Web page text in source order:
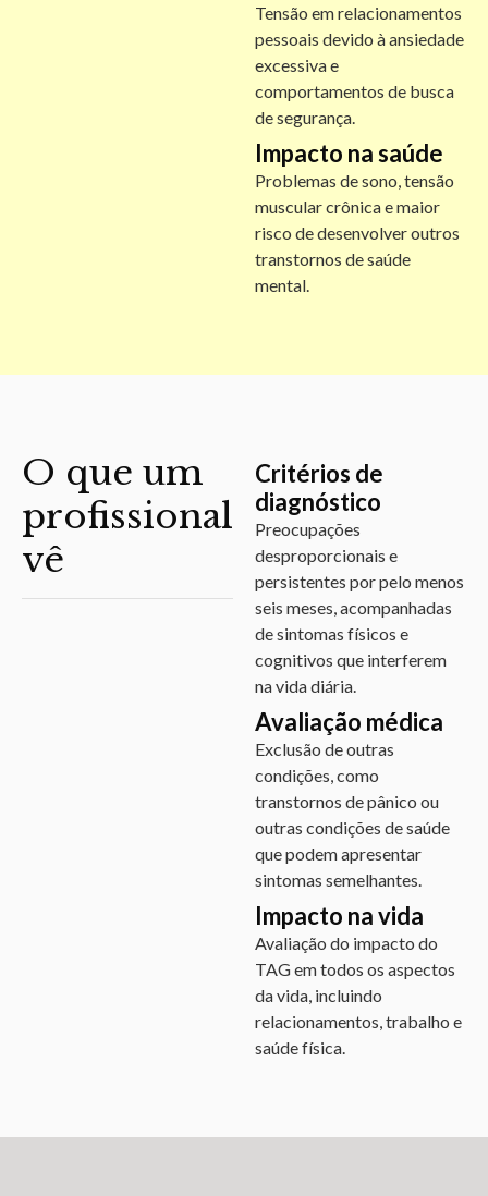
Tensão em relacionamentos
pessoais devido à ansiedade
excessiva e
comportamentos de busca
de segurança.
Impacto na saúde
Problemas de sono, tensão
muscular crônica e maior
risco de desenvolver outros
transtornos de saúde
mental.
O que um
profissional
vê
Critérios de
diagnóstico
Preocupações
desproporcionais e
persistentes por pelo menos
seis meses, acompanhadas
de sintomas físicos e
cognitivos que interferem
na vida diária.
Avaliação médica
Exclusão de outras
condições, como
transtornos de pânico ou
outras condições de saúde
que podem apresentar
sintomas semelhantes.
Impacto na vida
Avaliação do impacto do
TAG em todos os aspectos
da vida, incluindo
relacionamentos, trabalho e
saúde física.